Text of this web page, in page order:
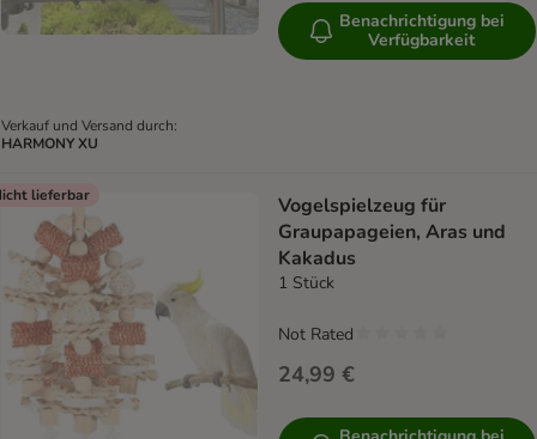
Verkauf und Versand durch:
HARMONY XU
Benachrichtigung bei
Verfügbarkeit
lieferbar
Vogelspielzeug für
Graupapageien, Aras und
Kakadus
1 Stück
24,99 €
Not Rated